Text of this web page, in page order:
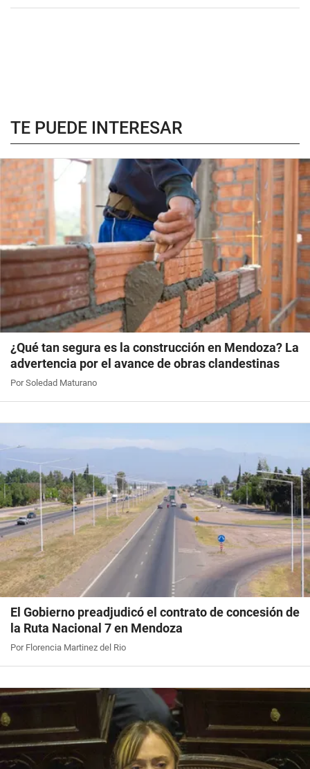
TE PUEDE INTERESAR
¿Qué tan segura es la construcción en Mendoza? La
advertencia por el avance de obras clandestinas
Por Soledad Maturano
El Gobierno preadjudicó el contrato de concesión de
la Ruta Nacional 7 en Mendoza
Por Florencia Martinez del Rio